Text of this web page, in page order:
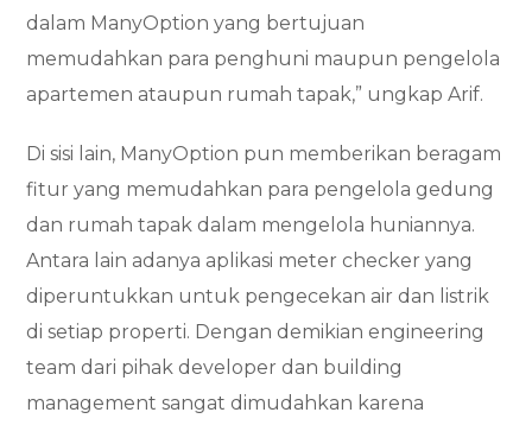
dalam ManyOption yang bertujuan
memudahkan para penghuni maupun pengelola
apartemen ataupun rumah tapak,” ungkap Arif.
Di sisi lain, ManyOption pun memberikan beragam
fitur yang memudahkan para pengelola gedung
dan rumah tapak dalam mengelola huniannya.
Antara lain adanya aplikasi meter checker yang
diperuntukkan untuk pengecekan air dan listrik
di setiap properti. Dengan demikian engineering
team dari pihak developer dan building
management sangat dimudahkan karena